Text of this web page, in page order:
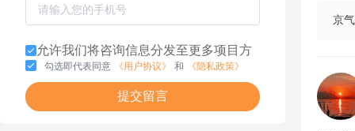
允许我们将咨询信息分发至更多项目方
勾选即代表同意 《用户协议》 和 《隐私政策》
提交留言
京